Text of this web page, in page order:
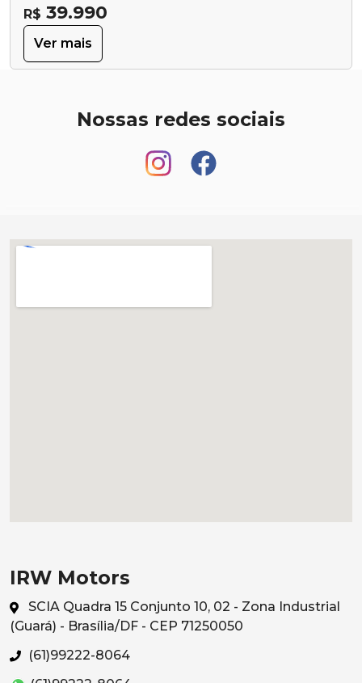
R$ 39.990
Ver mais
Nossas redes sociais
IRW Motors
SCIA Quadra 15 Conjunto 10, 02 - Zona Industrial
(Guará) - Brasília/DF - CEP 71250050
(61)99222-8064